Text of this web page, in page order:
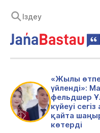
«Жылы
үйленді»:
фельдшер
күйеуі
қайта
көтерді